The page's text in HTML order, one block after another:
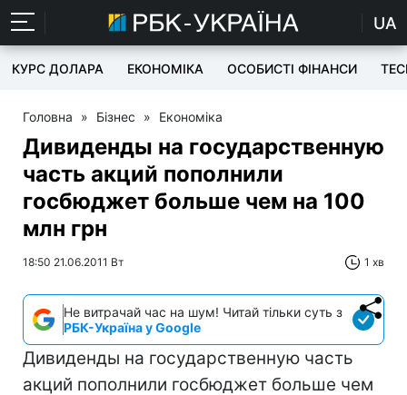
UA
КУРС ДОЛАРА ЕКОНОМІКА ОСОБИСТІ ФІНАНСИ
Головна » Бізнес » Економіка
Дивиденды на государственную
часть акций пополнили
госбюджет больше чем на 100
млн грн
18:50 21.06.2011 Вт 1 хв
Не витрачай час на шум! Читай тільки суть з
РБК-Україна у Google
Дивиденды на государственную часть
акций пополнили госбюджет больше чем